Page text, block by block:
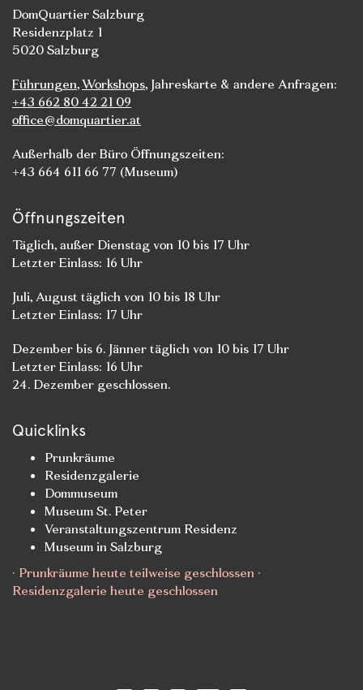
DomQuartier Salzburg
Residenzplatz 1
5020 Salzburg
Führungen,Workshops, Jahreskarte & andere Anfragen:
+43 662 80 42 21 09
office@domquartier.at
Außerhalb der Büro Öffnungszeiten:
+43 664 611 66 77 (Museum)
Öffnungszeiten
Täglich, außer Dienstag von 10 bis 17 Uhr
Letzter Einlass: 16 Uhr
Juli, August täglich von 10 bis 18 Uhr
Letzter Einlass: 17 Uhr
Dezember bis 6. Jänner täglich von 10 bis 17 Uhr
Letzter Einlass: 16 Uhr
24. Dezember geschlossen.
Quicklinks
Prunkräume
Residenzgalerie
Dommuseum
Museum St. Peter
Veranstaltungszentrum Residenz
Museum in Salzburg
· Prunkräume heute teilweise geschlossen ·
Residenzgalerie heute geschlossen